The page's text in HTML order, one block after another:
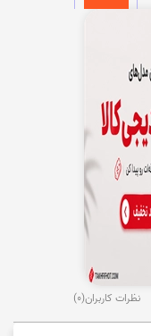
نظرات کاربران(0)